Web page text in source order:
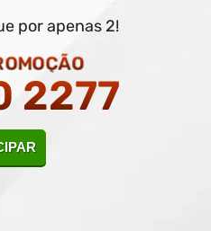
Curso Grátis de
NR 18 - Condições e Meio
Ambiente de Trabalho na
Indústria da Construção
por apenas 2!
2277